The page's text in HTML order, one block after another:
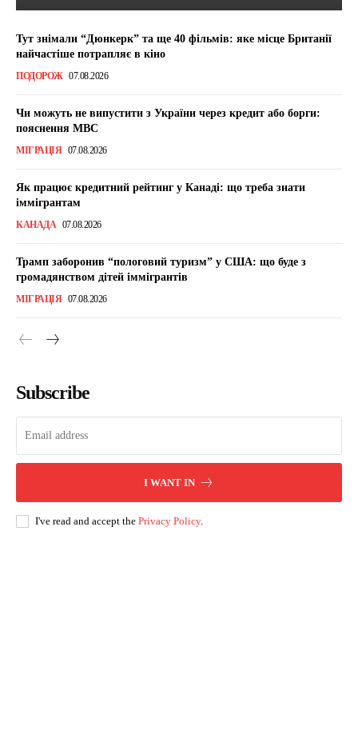
Тут знімали “Дюнкерк” та ще 40 фільмів: яке місце Британії
найчастіше потрапляє в кіно
ПОДОРОЖ 07.08.2026
Чи можуть не випустити з України через кредит або борги:
пояснення МВС
МІГРАЦІЯ 07.08.2026
Як працює кредитний рейтинг у Канаді: що треба знати
іммігрантам
КАНАДА 07.08.2026
Трамп заборонив “пологовий туризм” у США: що буде з
громадянством дітей іммігрантів
МІГРАЦІЯ 07.08.2026
Subscribe
I WANT IN
I've read and accept the Privacy Policy.